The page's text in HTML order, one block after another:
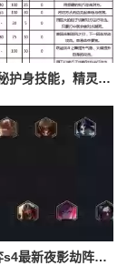
精灵复刻神秘护身技能，精灵复刻攻略
Lol云顶之弈s4最新夜影劫阵容搭配，云顶之奕夜影劫阵容